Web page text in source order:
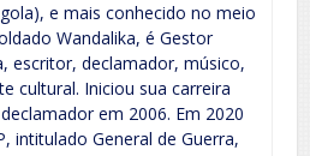
e mais conhecido no meio
Wandalika, é Gestor
escritor, declamador, músico,
cultural. Iniciou sua carreira
em 2006. Em 2020
intitulado General de Guerra,